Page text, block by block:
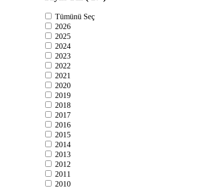
Tümünü Seç
2026
2025
2024
2023
2022
2021
2020
2019
2018
2017
2016
2015
2014
2013
2012
2011
2010